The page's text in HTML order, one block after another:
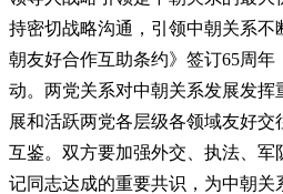
持密切战略沟通，引领中朝关系不
朝友好合作互助条约》签订65周
动。两党关系对中朝关系发展发挥
展和活跃两党各层级各领域友好
互鉴。双方要加强外交、执法、军
记同志达成的重要共识，为中朝关